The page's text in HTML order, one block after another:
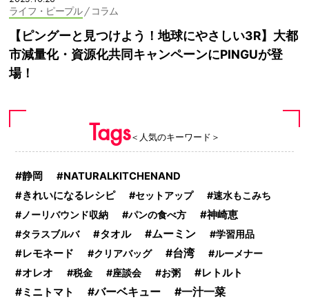
ライフ・ピープル/ コラム
【ピングーと見つけよう！地球にやさしい3R】大都
市減量化・資源化共同キャンペーンにPINGUが登
場！
Tags＜人気のキーワード＞
静岡
NATURALKITCHENAND
きれいになるレシピ
セットアップ
速水もこみち
ノーリバウンド収納
パンの食べ方 神崎恵
タラスブルバ タオル ムーミン 学習用品
レモネード クリアバッグ 台湾 ルーメナー
オレオ 税金 座談会 お粥
レトルト
ミニトマト
バーベキュー 一汁一菜